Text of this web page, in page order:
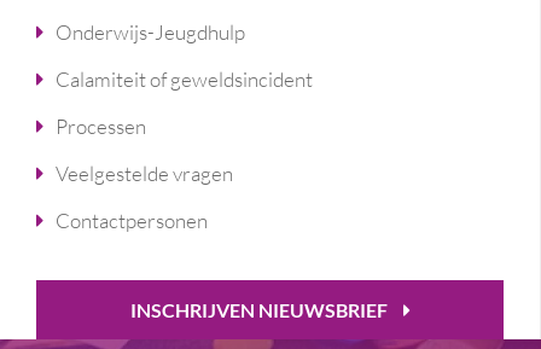
Onderwijs-Jeugdhulp
Calamiteit of geweldsincident
Processen
Veelgestelde vragen
Contactpersonen
INSCHRIJVEN NIEUWSBRIEF